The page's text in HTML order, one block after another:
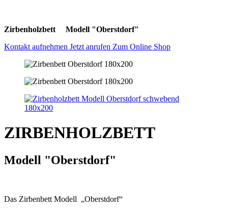
Zirbenholzbett Modell "Oberstdorf"
Kontakt aufnehmen Jetzt anrufen Zum Online Shop
ZIRBENHOLZBETT
Modell "Oberstdorf"
Das Zirbenbett Modell „Oberstdorf“